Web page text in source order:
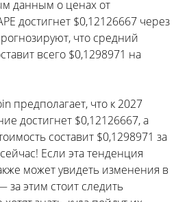
данным о ценах от
достигнет $0,12126667 через
что средний
всего $0,1298971 на
предполагает, что к 2027
достигнет $0,12126667, а
составит $0,1298971 за
Если эта тенденция
может увидеть изменения в
этим стоит следить